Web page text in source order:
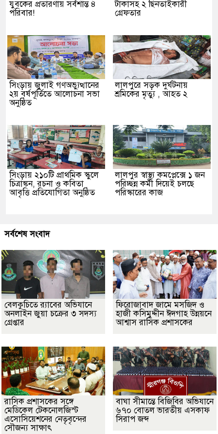
যুবকের প্রতারণায় সর্বশান্ত ৪
পরিবার!
টাকাসহ ২ ছিনতাইকারী
গ্রেফতার
সিংড়ায় জুলাই গণঅভ্যুত্থানের
২য় বর্ষপূর্তিতে আলোচনা সভা
অনুষ্ঠিত
লালপুরে সড়ক দুর্ঘটনায়
শ্রমিকের মৃত্যু , আহত ২
সিংড়ায় ২১০টি প্রাথমিক স্কুলে
চিত্রাঙ্কন, রচনা ও কবিতা
আবৃত্তি প্রতিযোগিতা অনুষ্ঠিত
লালপুর স্বাস্থ্য কমপ্লেক্সে ১ জন
পরিচ্ছন্ন কর্মী দিয়েই চলছে
পরিস্কারের কাজ
সর্বশেষ সংবাদ
বেলকুচিতে র‌্যাবের অভিযানে
অনলাইন জুয়া চক্রের ৩ সদস্য
গ্রেপ্তার
ফিরোজাবাদ জামে মসজিদ ও
হাজী কসিমুদ্দীন ঈদগাহ উন্নয়নে
আশ্বাস রাসিক প্রশাসকের
​রাসিক প্রশাসকের সঙ্গে
মেডিকেল টেকনোলজিস্ট
এসোসিয়েশনের নেতৃবৃন্দের
সৌজন্য সাক্ষাৎ
বাঘা সীমান্তে বিজিবির অভিযানে
৬৭০ বোতল ভারতীয় এসকাফ
সিরাপ জব্দ